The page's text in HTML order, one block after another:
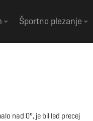
Športno plezanje
nad 0°, je bil led precej